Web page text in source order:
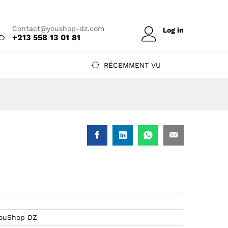
Contact@youshop-dz.com
+213 558 13 01 81
Log in
RÉCEMMENT VU
DZ